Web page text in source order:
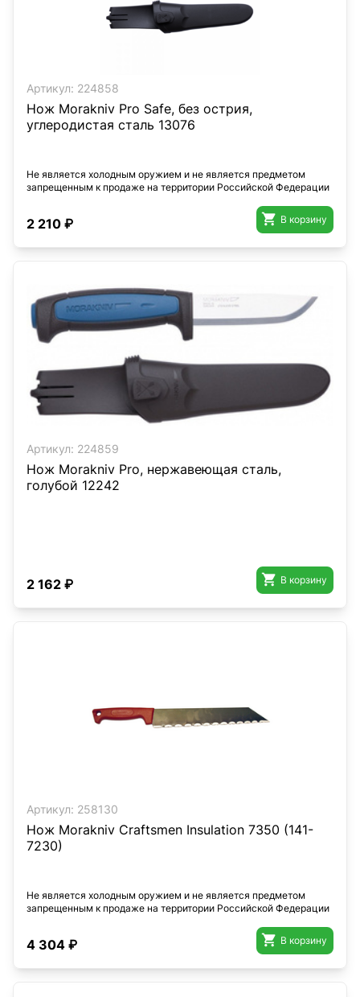
Артикул: 224858
Нож Morakniv Pro Safe, без острия,
углеродистая сталь 13076
Не является холодным оружием и не является предметом
запрещенным к продаже на территории Российской Федерации
2 210 ₽  В корзину
Артикул: 224859
Нож Morakniv Pro, нержавеющая сталь,
голубой 12242
2 162 ₽  В корзину
Артикул: 258130
Нож Morakniv Craftsmen Insulation 7350 (141-
7230)
Не является холодным оружием и не является предметом
запрещенным к продаже на территории Российской Федерации
4 304 ₽  В корзину